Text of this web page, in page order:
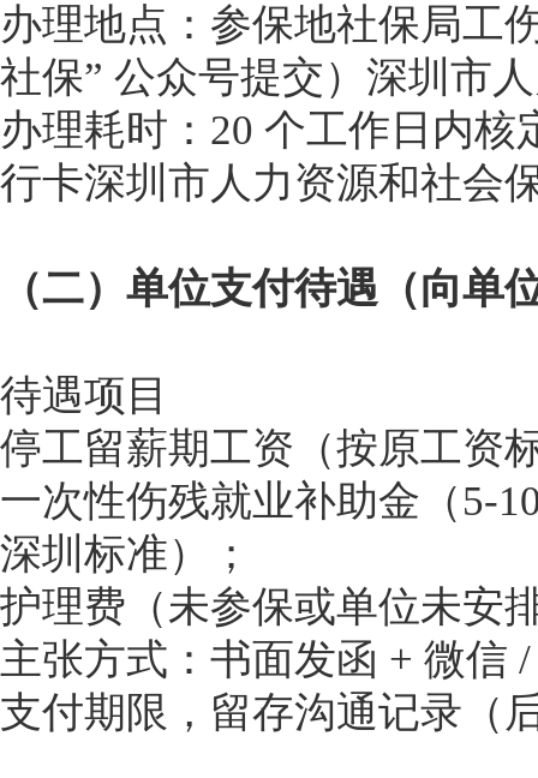
办理地点：参保地社保局工
社保” 公众号提交）深圳市
办理耗时：20 个工作日内
行卡深圳市人力资源和社会
（二）单位支付待遇（向单
待遇项目
停工留薪期工资（按原工资
一次性伤残就业补助金（5-
深圳标准）；
护理费（未参保或单位未安
主张方式：书面发函 + 微信
支付期限，留存沟通记录（